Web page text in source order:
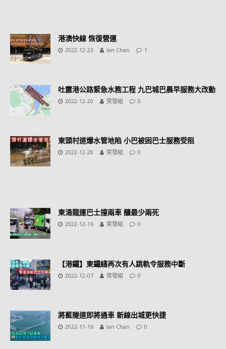
港澳快線 恢復營運
2022-12-23 Ian Chan 1
吐露港公路緊急水務工程 九巴城巴晨早服務大改動
2022-12-20 突發組 0
東頭村道爆水管地陷 小巴被困巴士服務受阻
2022-12-20 突發組 0
東涌龍運巴士撞兩車 釀最少兩死
2022-12-16 突發組 0
【港鐵】東鐵綫再次有人跳軌令服務中斷
2022-12-07 突發組 0
將藍隧道即將通車 新線出城更快捷
2022-11-16 Ian Chan 0